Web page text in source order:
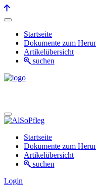
Startseite
Dokumente zum
Artikelübersicht
suchen
Startseite
Dokumente zum
Artikelübersicht
suchen
Login